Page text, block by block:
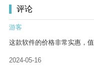
评论
游客
这款软件的价格非常实惠，值
2024-05-16